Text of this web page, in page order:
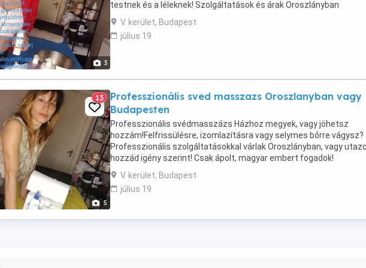
3
testnek és a léleknek! Szolgáltatások és árak Oroszlányban
(szalonomban): 1 óra: 15 000 Ft 1,5 óra: 25 000 Ft 2 óra: 30 000 ...
V. kerület, Budapest
július 19
5
13
Professzionális sved masszazs Oroszlanyban vagy
Budapesten
Professzionális svédmasszázs Házhoz megyek, vagy jöhetsz
hozzám!Felfrissülésre, izomlazításra vagy selymes bőrre vágysz?
Professzionális szolgáltatásokkal várlak Oroszlányban, vagy
hozzád igény szerint! Csak ápolt, magyar embert fogadok!
Svédmasszázs árak (Oroszlányban):1 óra: 15 000 Ft ...
V. kerület, Budapest
július 19